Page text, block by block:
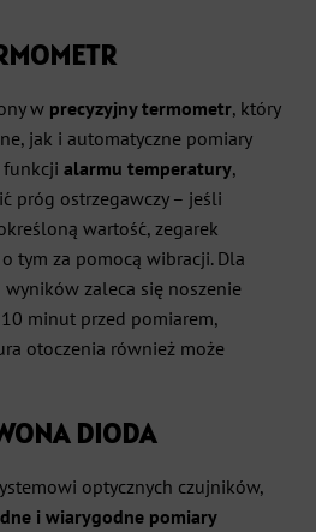
w precyzyjny termometr, który
jak i automatyczne pomiary
funkcji alarmu temperatury,
próg ostrzegawczy – jeśli
wartość, zegarek
tym za pomocą wibracji. Dla
zaleca się noszenie
minut przed pomiarem,
otoczenia również może
DIODA
optycznych czujników,
i wiarygodne pomiary